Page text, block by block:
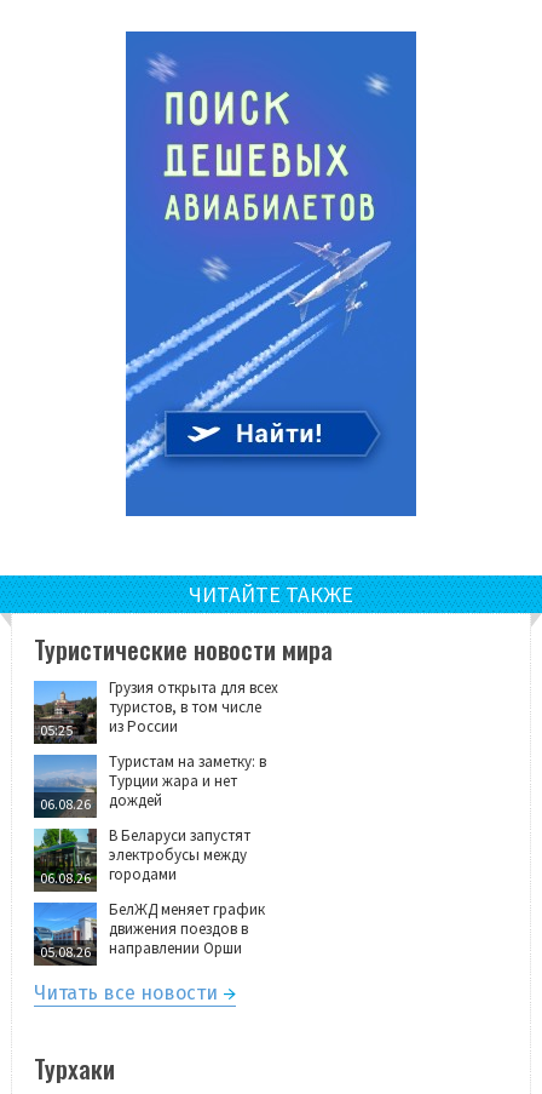
ЧИТАЙТЕ ТАКЖЕ
Туристические новости мира
05:25
Грузия открыта для всех
туристов, в том числе
из России
06.08.26
Туристам на заметку: в
Турции жара и нет
дождей
06.08.26
В Беларуси запустят
электробусы между
городами
05.08.26
БелЖД меняет график
движения поездов в
направлении Орши
Читать все новости
Турхаки